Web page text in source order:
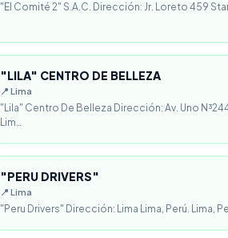
"El Comité 2" S.A.C. Dirección: Jr. Loreto 459
"LILA" CENTRO DE BELLEZA
📍 Lima
"Lila" Centro De Belleza Dirección: Av. Uno
Lim…
"PERU DRIVERS"
📍 Lima
"Peru Drivers" Dirección: Lima Lima, Perú. Lima,